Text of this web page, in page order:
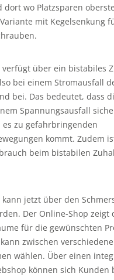
dort wo Platzsparen
mit Kegelsenkung
verfügt über ein bistabiles
bei einem Stromausfall
bei. Das bedeutet, dass
Spannungsausfall
zu gefahrbringenden
kommt. Zudem
beim bistabilen
kann jetzt über den
Der Online-Shop zeigt
für die gewünschten
zwischen
wählen. Über einen
können sich Kunden